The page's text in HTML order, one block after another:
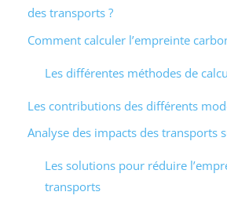
des transports ?
Comment calculer l’empreinte
Les différentes méthodes de
Les contributions des différents
Analyse des impacts des transports
Les solutions pour réduire
transports